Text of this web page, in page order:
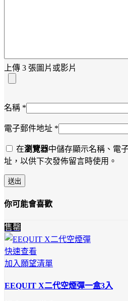
上傳 3 張圖片或影片
名稱 *
電子郵件地址 *
在瀏覽器中儲存顯示名稱、電
址，以供下次發佈留言時使用。
你可能會喜歡
售罄
快速查看
加入願望清單
EEQUIT X二代空煙彈一盒3入